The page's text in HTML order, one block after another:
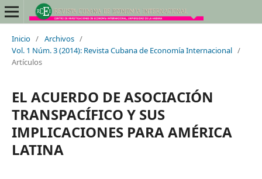
Inicio / Archivos /
Vol. 1 Núm. 3 (2014): Revista Cubana de Economía Internacional /
Artículos
EL ACUERDO DE ASOCIACIÓN
TRANSPACÍFICO Y SUS
IMPLICACIONES PARA AMÉRICA
LATINA